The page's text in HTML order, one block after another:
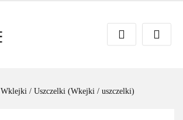
Załóż konto
Wklejki / Uszczelki (Wkejki / uszczelki)